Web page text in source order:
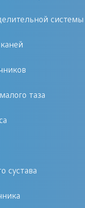
системы
таза
сустава